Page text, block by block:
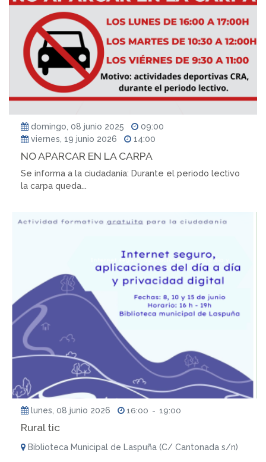
domingo, 08 junio 2025
09:00
viernes, 19 junio 2026
14:00
NO APARCAR EN LA CARPA
Se informa a la ciudadanía: Durante el periodo lectivo
la carpa queda...
lunes, 08 junio 2026 16:00 - 19:00
Rural tic
Biblioteca Municipal de Laspuña (C/ Cantonada s/n)